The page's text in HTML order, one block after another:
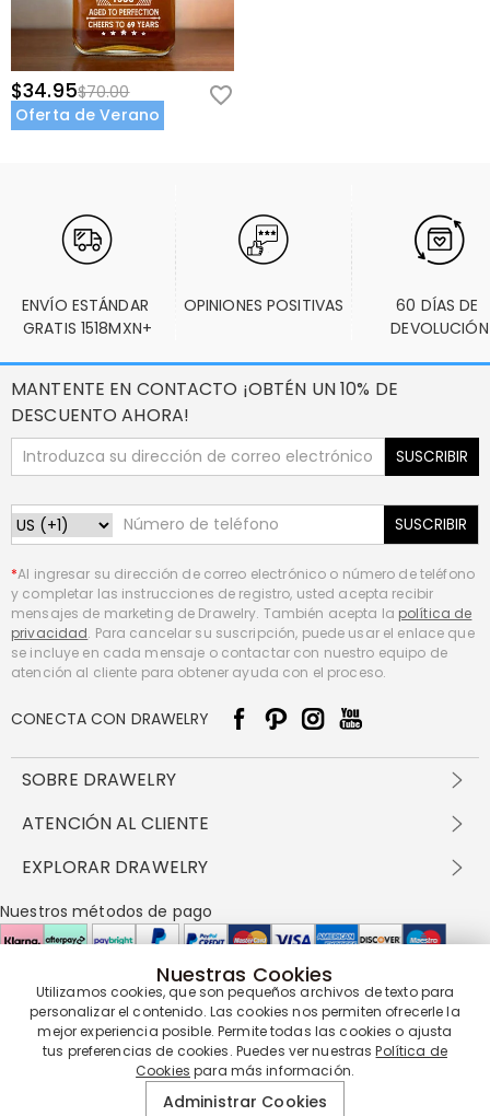
$34.95$70.00
Oferta de Verano
ENVÍO ESTÁNDAR
GRATIS 1518MXN+
OPINIONES POSITIVAS
60 DÍAS DE
DEVOLUCIÓN
MANTENTE EN CONTACTO ¡OBTÉN UN 10% DE
DESCUENTO AHORA!
SUSCRIBIR
SUSCRIBIR
*Al ingresar su dirección de correo electrónico o número de teléfono
y completar las instrucciones de registro, usted acepta recibir
mensajes de marketing de Drawelry. También acepta la política de
privacidad. Para cancelar su suscripción, puede usar el enlace que
se incluye en cada mensaje o contactar con nuestro equipo de
atención al cliente para obtener ayuda con el proceso.
CONECTA CON DRAWELRY
SOBRE DRAWELRY
Sobre nosotros
política de privacidad
Preguntas frecuentes
ATENCIÓN AL CLIENTE
Envío y entrega
Devolución en 60 días
Cómo cuidar
EXPLORAR DRAWELRY
Drawelry Prime
Programa de Recompensas
Nuestros métodos de pago
Nuestros socios de entrega
Nuestra garantía de servicio
Nuestras Cookies
Utilizamos cookies, que son pequeños archivos de texto para
personalizar el contenido. Las cookies nos permiten ofrecerle la
mejor experiencia posible. Permite todas las cookies o ajusta
tus preferencias de cookies. Puedes ver nuestrasPolítica de
Cookies para más información.
Administrar Cookies